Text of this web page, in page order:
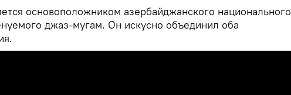
основоположником азербайджанского национального
джаз-мугам. Он искусно объединил оба